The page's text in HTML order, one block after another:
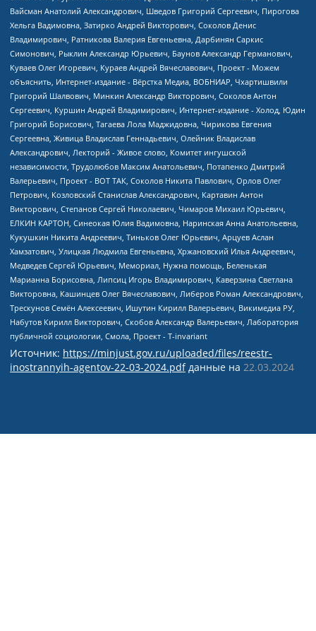
Источник: https://minjust.gov.ru/uploaded/files/reestr-
inostrannyih-agentov-22-03-2024.pdfданные на 22.03.2024